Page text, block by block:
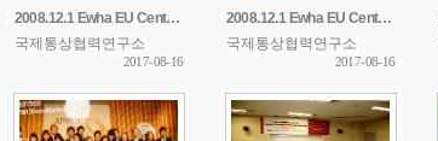
2008.12.1 Ewha EU Centre Opening Ceremony
국제통상협력연구소
2017-08-16
2008.12.1 Ewha EU Centre Opening Ceremony
국제통상협력연구소
2017-08-16